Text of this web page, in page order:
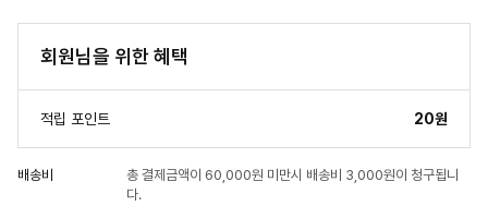
회원님을 위한 혜택
적립 포인트 20원
배송비
총 결제금액이 60,000원 미만시 배송비 3,000원이 청구됩니
다.